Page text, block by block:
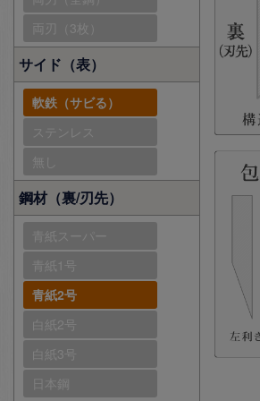
両刃（3枚）
サイド（表）
軟鉄（サビる）
ステンレス
無し
鋼材（裏/刃先）
青紙スーパー
青紙1号
青紙2号
白紙2号
白紙3号
日本鋼